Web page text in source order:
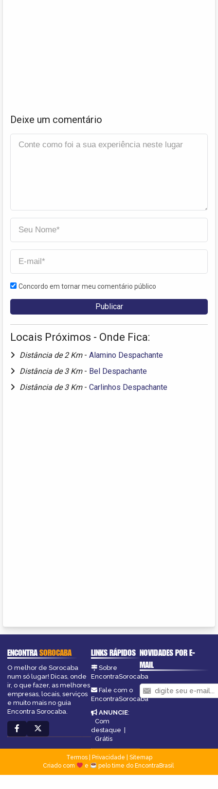
Deixe um comentário
Concordo em tornar meu comentário público
Locais Próximos - Onde Fica:
Distância de 2 Km - Alamino Despachante
Distância de 3 Km - Bel Despachante
Distância de 3 Km - Carlinhos Despachante
ENCONTRASOROCABA
O melhor de Sorocaba
num só lugar! Dicas, onde
ir, o que fazer, as melhores
empresas, locais, serviços
e muito mais no guia
Encontra Sorocaba.
LINKS RÁPIDOS
Sobre
EncontraSorocaba
Fale com o
EncontraSorocaba
ANUNCIE:
Com
destaque |
Grátis
NOVIDADES POR E-
MAIL
Termos| Privacidade
Sitemap
Criado com
e pelo time do EncontraBrasil